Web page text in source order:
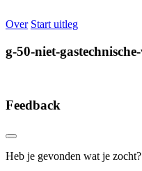
Over Start uitleg
g-50-niet-
Feedback
Heb je gevonden wat je zocht?